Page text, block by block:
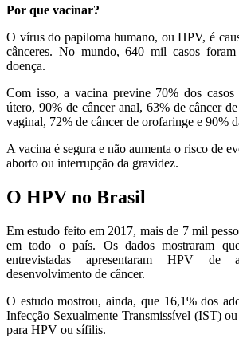
Por que vacinar?
O vírus do papiloma humano, ou HPV, é
cânceres. No mundo, 640 mil casos
doença.
Com isso, a vacina previne 70% dos
útero, 90% de câncer anal, 63% de câncer
vaginal, 72% de câncer de orofaringe e 90%
A vacina é segura e não aumenta o risco de
aborto ou interrupção da gravidez.
O HPV no Brasil
Em estudo feito em 2017, mais de 7 mil
em todo o país. Os dados mostraram
entrevistadas apresentaram HPV
desenvolvimento de câncer.
O estudo mostrou, ainda, que 16,1% dos
Infecção Sexualmente Transmissível (IST)
para HPV ou sífilis.